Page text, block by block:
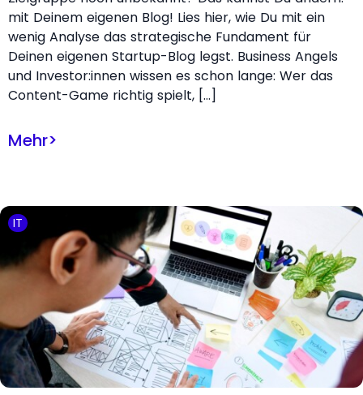
mit Deinem eigenen Blog! Lies hier, wie Du mit ein
wenig Analyse das strategische Fundament für
Deinen eigenen Startup-Blog legst. Business Angels
und Investor:innen wissen es schon lange: Wer das
Content-Game richtig spielt, […]
Mehr>
IT